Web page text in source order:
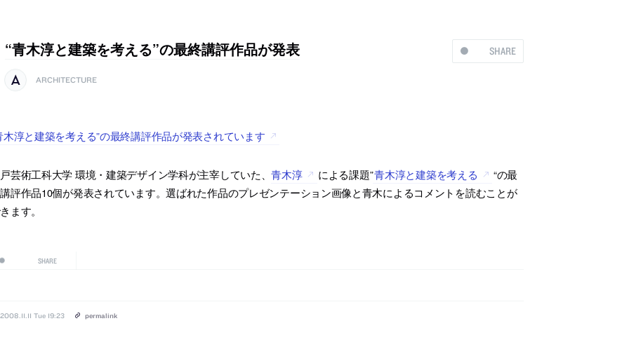
SHARE
“青木淳と建築を考える”の最終講評作品が発表
ARCHITECTURE
木淳と建築を考える”の最終講評作品が発表されています
芸術工科大学 環境・建築デザイン学科が主宰していた、青木淳 による課題”青木淳と建築を考える
“の最
評作品10個が発表されています。選ばれた作品のプレゼンテーション画像と青木によるコメントを読むことが
ます。
SHARE
2008.11.11 Tue 19:23 permalink